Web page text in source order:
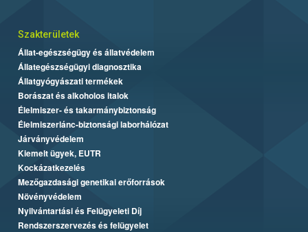
Szakterületek
Állat-egészségügy és állatvédelem
Állategészségügyi diagnosztika
Állatgyógyászati termékek
Borászat és alkoholos italok
Élelmiszer- és takarmánybiztonság
Élelmiszerlánc-biztonsági laborhálózat
Járványvédelem
Kiemelt ügyek, EUTR
Kockázatkezelés
Mezőgazdasági genetikai erőforrások
Növényvédelem
Nyilvántartási és Felügyeleti Díj
Rendszerszervezés és felügyelet